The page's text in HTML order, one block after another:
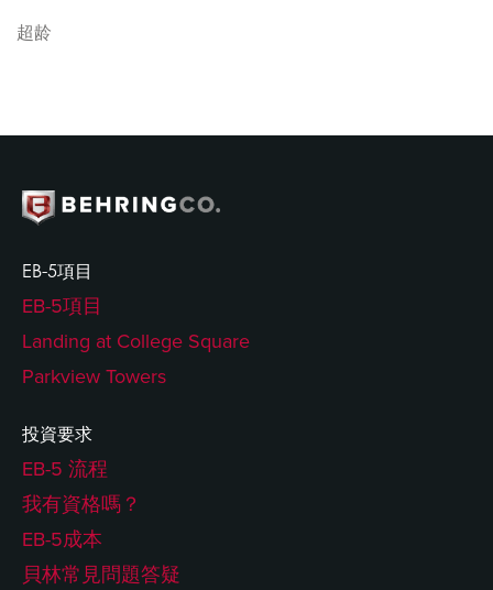
超龄
EB-5項目
EB-5項目
Landing at College Square
Parkview Towers
投資要求
EB-5 流程
我有資格嗎？
EB-5成本
貝林常見問題答疑